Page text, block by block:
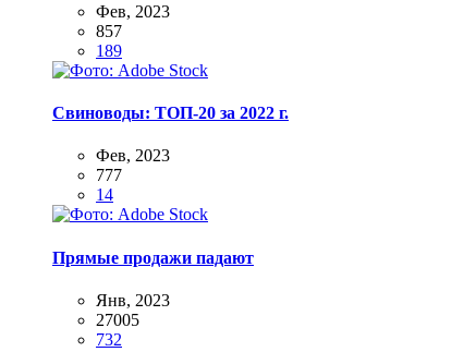
Фев, 2023
857
189
Свиноводы: ТОП-20 за 2022 г.
Фев, 2023
777
14
Прямые продажи падают
Янв, 2023
27005
732